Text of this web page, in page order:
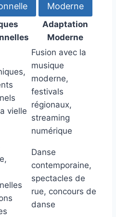
Moderne
Adaptation
Moderne
vielle
Fusion avec la
musique
moderne,
festivals
régionaux,
streaming
numérique
Danse
contemporaine,
spectacles de
rue, concours de
danse